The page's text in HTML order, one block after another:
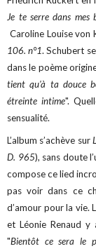
Je te serre dans
Caroline Louise von
106. n°1. Schubert
dans le poème
tient qu'à ta douce
étreinte intime".
sensualité.
L’album s’achève sur
D. 965), sans doute
compose ce lied
pas voir dans ce
d’amour pour la vie.
et Léonie Renaud y
"Bientôt ce sera le